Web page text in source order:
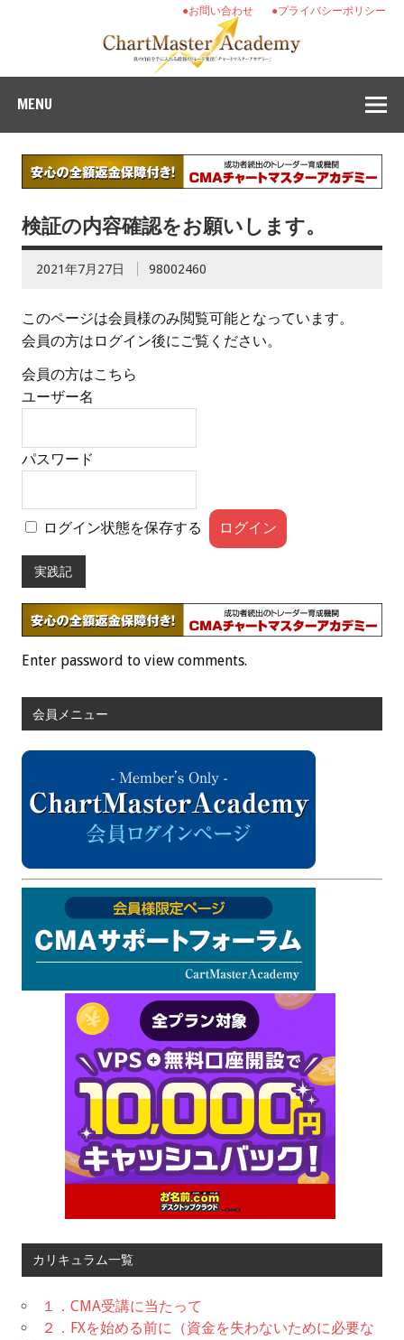
●プライバシーポリシー
●お問い合わせ
MENU
検証の内容確認をお願いします。
2021年7月27日 98002460
このページは会員様のみ閲覧可能となっています。
会員の方はログイン後にご覧ください。
会員の方はこちら
ユーザー名
パスワード
ログイン状態を保存する
実践記
Enter password to view comments.
会員メニュー
カリキュラム一覧
１．CMA受講に当たって
２．FXを始める前に（資金を失わないために必要な